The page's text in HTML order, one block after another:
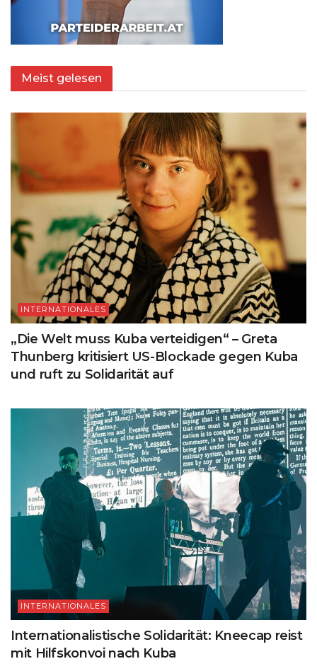
Meist gelesen
INTERNATIONALES
„Die Welt muss Kuba verteidigen“ – Greta
Thunberg kritisiert US-Blockade gegen Kuba
und ruft zu Solidarität auf
INTERNATIONALES
Internationalistische Solidarität: Kneecap reist
mit Hilfskonvoi nach Kuba